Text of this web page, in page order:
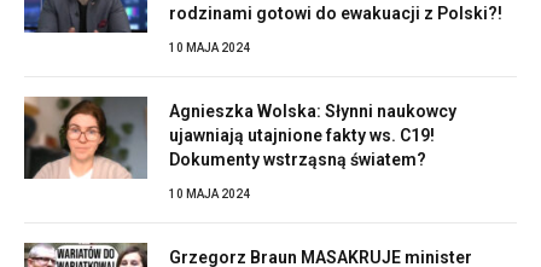
rodzinami gotowi do ewakuacji z Polski?!
10 MAJA 2024
Agnieszka Wolska: Słynni naukowcy
ujawniają utajnione fakty ws. C19!
Dokumenty wstrząsną światem?
10 MAJA 2024
Grzegorz Braun MASAKRUJE minister